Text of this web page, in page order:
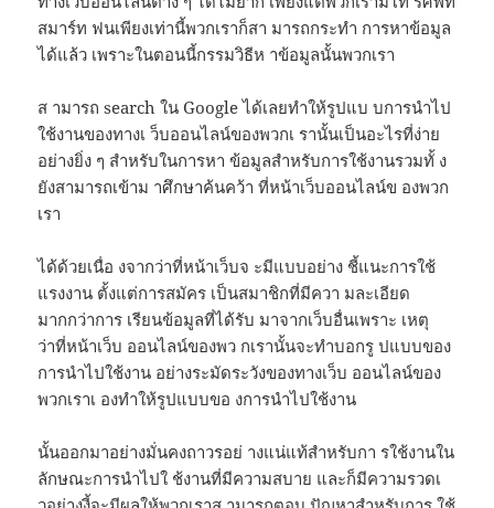
สมาร์ท ฟนเพียงเท่านี้พวกเราก็สา มารถกระทำ การหาข้อมูล
ได้แล้ว เพราะในตอนนี้กรรมวิธีห าข้อมูลนั้นพวกเรา
ส ามารถ search ใน Google ได้เลยทำให้รูปแบ บการนำไป
ใช้งานของทางเ ว็บออนไลน์ของพวกเ รานั้นเป็นอะไรที่ง่าย
อย่างยิ่ง ๆ สำหรับในการหา ข้อมูลสำหรับการใช้งานรวมทั้ ง
ยังสามารถเข้าม าศึกษาค้นคว้า ที่หน้าเว็บออนไลน์ข องพวก
เรา
ได้ด้วยเนื่อ งจากว่าที่หน้าเว็บจ ะมีแบบอย่าง ชี้แนะการใช้
แรงงาน ตั้งแต่การสมัคร เป็นสมาชิกที่มีควา มละเอียด
มากกว่าการ เรียนข้อมูลที่ได้รับ มาจากเว็บอื่นเพราะ เหตุ
ว่าที่หน้าเว็บ ออนไลน์ของพว กเรานั้นจะทำบอกรู ปแบบของ
การนำไปใช้งาน อย่างระมัดระวังของทางเว็บ ออนไลน์ของ
พวกเราเ องทำให้รูปแบบขอ งการนำไปใช้งาน
นั้นออกมาอย่างมั่นคงถาวรอย่ างแน่แท้สำหรับกา รใช้งานใน
ลักษณะการนำไปใ ช้งานที่มีความสบาย และก็มีความรวดเ